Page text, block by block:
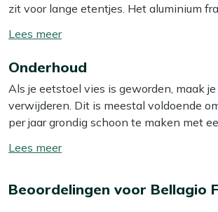
zit voor lange etentjes. Het aluminium
seizoen? Dan stapel je deze stoelen
Eigenschappen
Stapelbare stoel:je stapelt
Licht aluminium frame:je tilt en
Rechte zit voor dining:
Bekijk meer Tuinstoelen
Toon/verberg
meer
Onderhoud
Als je eetstoel vies is geworden, maak
verwijderen. Dit is meestal voldoende
per jaar grondig schoon te maken met
handig, maar kan het materiaal
Extra bescherming
Toon/verberg
Beoordelingen voor Bellagio